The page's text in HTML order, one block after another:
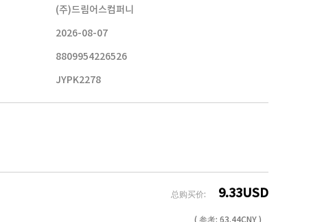
(주)드림어스컴퍼니
2026-08-07
8809954226526
JYPK2278
总购买价: 9.33USD
( 参考: 63.44CNY )